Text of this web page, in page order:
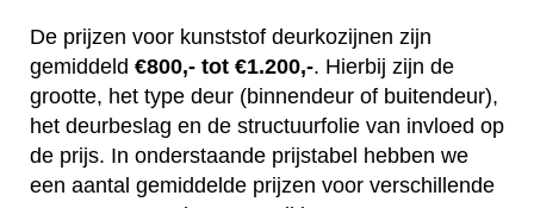
De prijzen voor kunststof deurkozijnen zijn
gemiddeld €800,- tot €1.200,-. Hierbij zijn de
grootte, het type deur (binnendeur of buitendeur),
het deurbeslag en de structuurfolie van invloed op
de prijs. In onderstaande prijstabel hebben we
een aantal gemiddelde prijzen voor verschillende